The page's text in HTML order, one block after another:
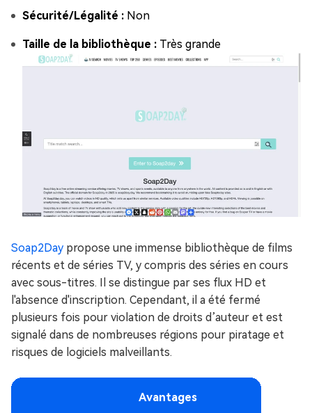
Sécurité/Légalité : Non
Taille de la bibliothèque : Très grande
Soap2Day propose une immense bibliothèque de films
récents et de séries TV, y compris des séries en cours
avec sous-titres. Il se distingue par ses flux HD et
l'absence d'inscription. Cependant, il a été fermé
plusieurs fois pour violation de droits d’auteur et est
signalé dans de nombreuses régions pour piratage et
risques de logiciels malveillants.
Avantages